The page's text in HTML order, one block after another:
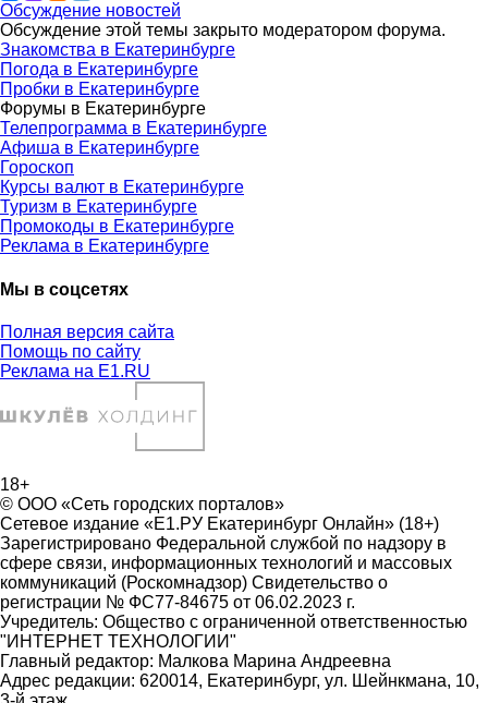
Обсуждение новостей
Обсуждение этой темы закрыто модератором форума.
Знакомства в Екатеринбурге
Погода в Екатеринбурге
Пробки в Екатеринбурге
Форумы в Екатеринбурге
Телепрограмма в Екатеринбурге
Афиша в Екатеринбурге
Гороскоп
Курсы валют в Екатеринбурге
Туризм в Екатеринбурге
Промокоды в Екатеринбурге
Реклама в Екатеринбурге
Мы в соцсетях
Полная версия сайта
Помощь по сайту
Реклама на E1.RU
18+
© ООО «Сеть городских порталов»
Сетевое издание «Е1.РУ Екатеринбург Онлайн» (18+)
Зарегистрировано Федеральной службой по надзору в
сфере связи, информационных технологий и массовых
коммуникаций (Роскомнадзор) Свидетельство о
регистрации № ФС77-84675 от 06.02.2023 г.
Учредитель: Общество с ограниченной ответственностью
"ИНТЕРНЕТ ТЕХНОЛОГИИ"
Главный редактор: Малкова Марина Андреевна
Адрес редакции: 620014, Екатеринбург, ул. Шейнкмана, 10,